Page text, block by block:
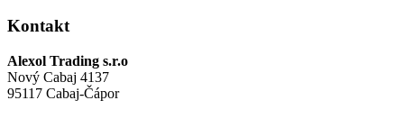
Kontakt
Alexol Trading s.r.o
Nový Cabaj 4137
95117 Cabaj-Čápor